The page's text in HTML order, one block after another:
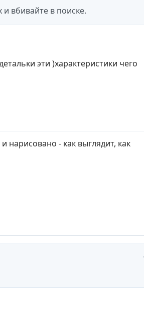
вбивайте в поиске.
эти )характеристики чего
нарисовано - как выглядит, как